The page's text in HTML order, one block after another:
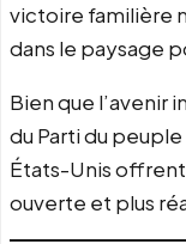
victoire familière
dans le paysage
Bien que l’avenir
du Parti du
États-Unis offrent
ouverte et plus